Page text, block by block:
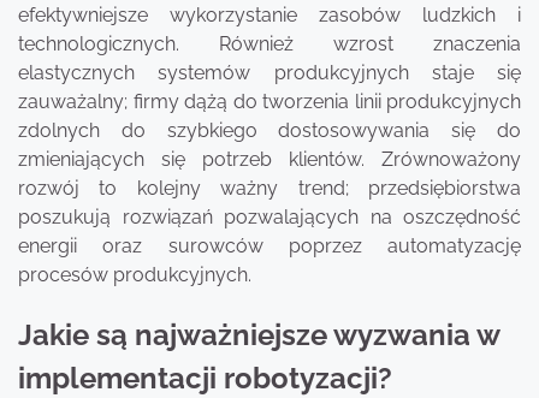
efektywniejsze wykorzystanie zasobów ludzkich i
technologicznych. Również wzrost znaczenia
elastycznych systemów produkcyjnych staje się
zauważalny; firmy dążą do tworzenia linii produkcyjnych
zdolnych do szybkiego dostosowywania się do
zmieniających się potrzeb klientów. Zrównoważony
rozwój to kolejny ważny trend; przedsiębiorstwa
poszukują rozwiązań pozwalających na oszczędność
energii oraz surowców poprzez automatyzację
procesów produkcyjnych.
Jakie są najważniejsze wyzwania w
implementacji robotyzacji?